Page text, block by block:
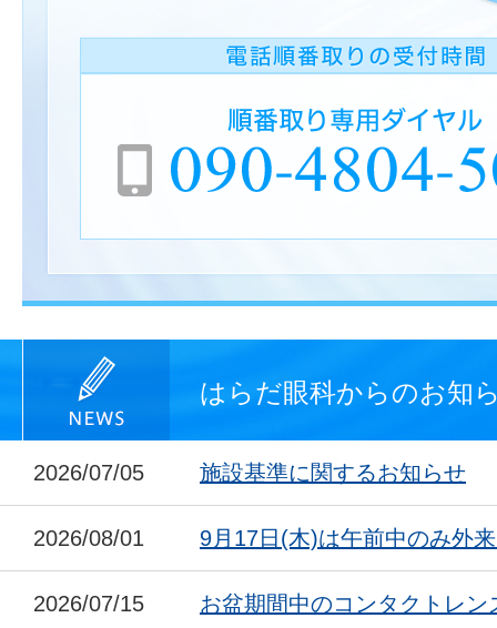
はらだ眼科からのお知
2026/07/05 施設基準に関するお知らせ
2026/08/01 9月17日(木)は午前中のみ外
2026/07/15 お盆期間中のコンタクトレン